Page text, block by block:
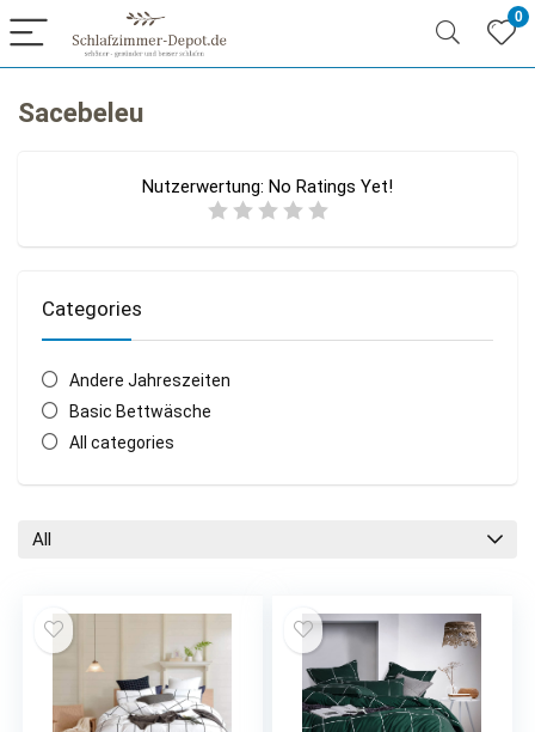
0
Sacebeleu
Nutzerwertung: No Ratings Yet!
Categories
Andere Jahreszeiten
Basic Bettwäsche
All categories
All